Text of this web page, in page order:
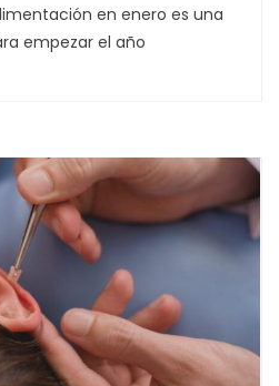
en enero es una
empezar el año